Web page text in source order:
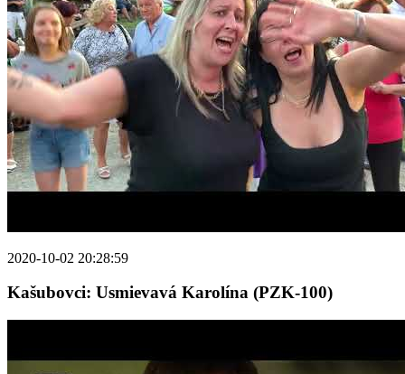
2020-10-02 20:28:59
Kašubovci: Usmievavá Karolína (PZK-100)